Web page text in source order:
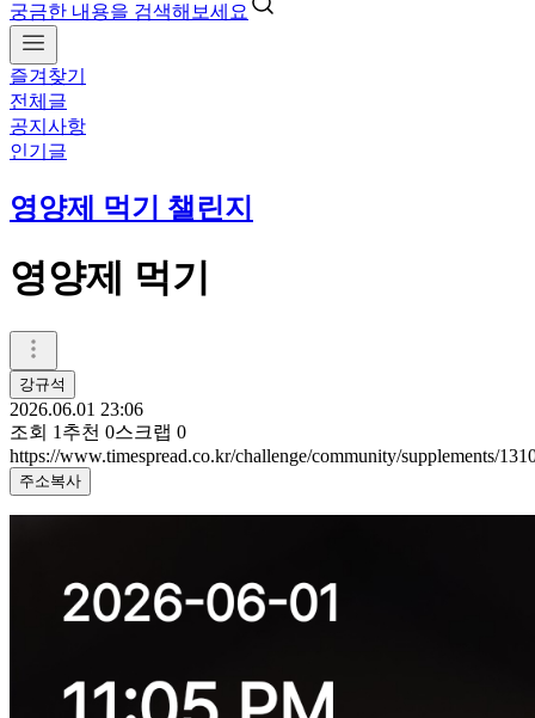
궁금한 내용을 검색해보세요
즐겨찾기
전체글
공지사항
인기글
영양제 먹기 챌린지
영양제 먹기
강규석
2026.06.01 23:06
조회 1 추천 0스크랩 0
https://www.timespread.co.kr/challenge/community/supplements/
주소복사